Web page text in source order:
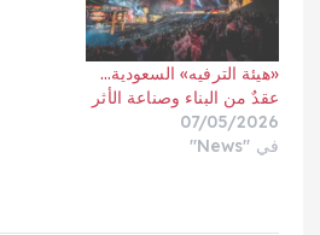
«هيئة الترفيه» السعودية…
عقدٌ من البناء وصناعة الأثر
07/05/2026
في "News"